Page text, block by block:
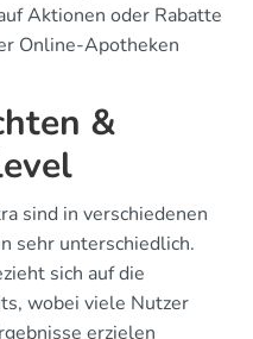
Aktionen oder Rabatte
Online-Apotheken
&
sind in verschiedenen
sehr unterschiedlich.
sich auf die
wobei viele Nutzer
erzielen